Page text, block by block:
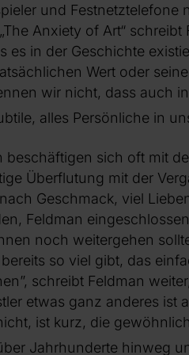
und
Anxiety of Art“
es in der Geschichte
Wert oder
wir nicht, dass auch
alles Persönliche in
beschäftigen sich oft mit
Überflutung mit der
Geschmack, viel
Feldman
noch weitergehen
so viel gibt, das
schreibt Feldman
etwas ganz anderes ist
ist kurz, die
Jahrhunderte hinweg